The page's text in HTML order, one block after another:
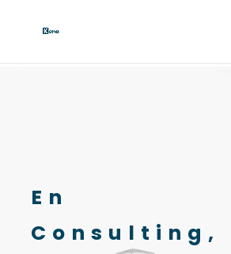
En
Consulting ,